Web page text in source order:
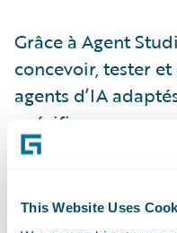
This Website Uses
Grâce à Agent
concevoir, tester
agents d’IA
spécifiques.
d’abstraction qui